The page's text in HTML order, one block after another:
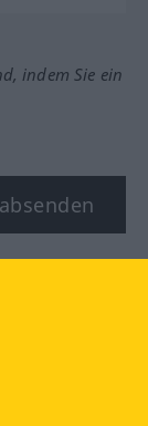
indem Sie ein